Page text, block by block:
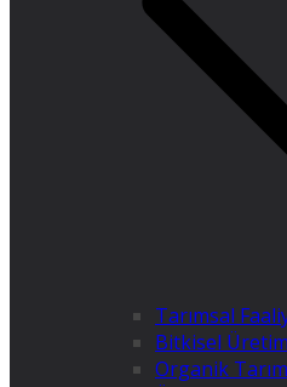
Tarımsal
Bitkisel
Organik